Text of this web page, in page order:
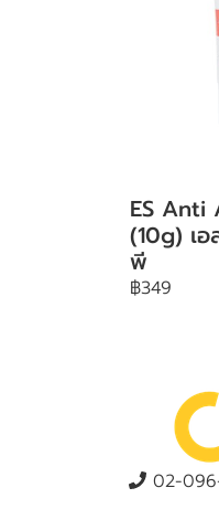
ES Anti
(10g) เ
พี
฿349
02-